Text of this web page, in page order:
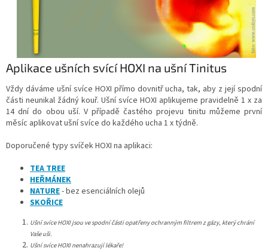
Aplikace ušních svící HOXI na ušní Tinitus
Vždy dáváme ušní svíce HOXI přímo dovnitř ucha, tak, aby z její spodní
části neunikal žádný kouř. Ušní svíce HOXI aplikujeme pravidelně 1 x za
14 dní do obou uší. V případě častého projevu tinitu můžeme první
měsíc aplikovat ušní svíce do každého ucha 1 x týdně.
Doporučené typy svíček HOXI na aplikaci:
TEA TREE
HEŘMÁNEK
NATURE- bez esenciálních olejů
SKOŘICE
Ušní svíce HOXI jsou ve spodní části opatřeny ochranným filtrem z gázy, který chrání
Vaše uši.
Ušní svíce HOXI nenahrazují lékaře!